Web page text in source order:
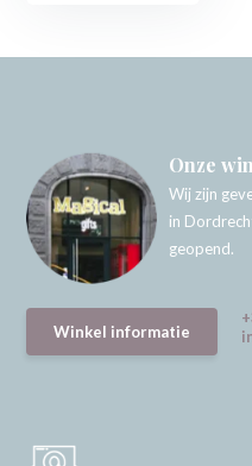
Onze
Wij zijn
in
geopend.
Winkel informatie